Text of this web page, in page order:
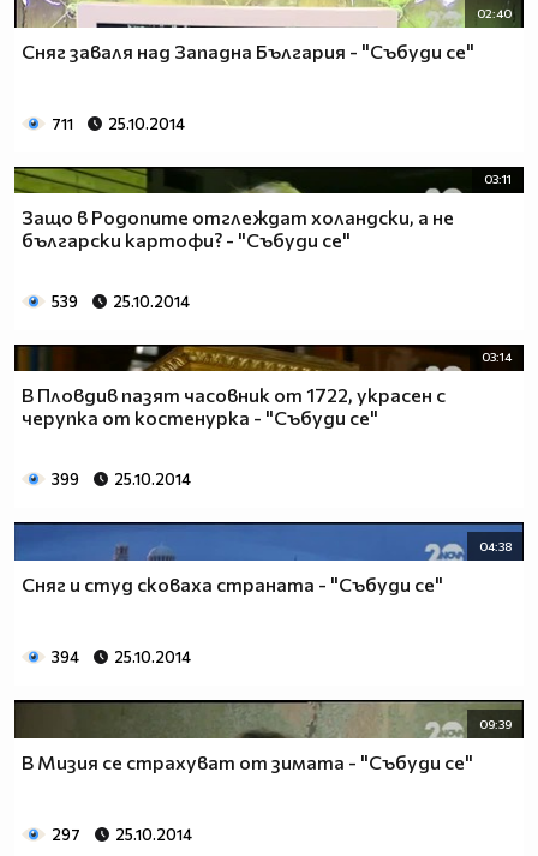
02:40
Сняг заваля над Западна България - "Събуди се"
711 25.10.2014
03:11
Защо в Родопите отглеждат холандски, а не
български картофи? - "Събуди се"
539 25.10.2014
03:14
В Пловдив пазят часовник от 1722, украсен с
черупка от костенурка - "Събуди се"
399 25.10.2014
04:38
Сняг и студ сковаха страната - "Събуди се"
394 25.10.2014
09:39
В Мизия се страхуват от зимата - "Събуди се"
297 25.10.2014